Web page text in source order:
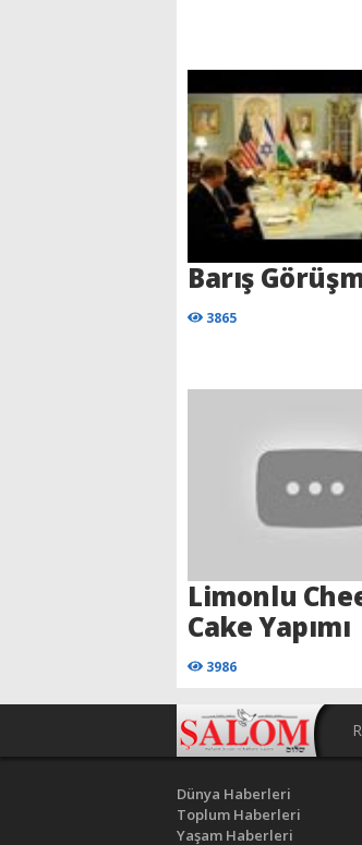
Barış
3865
Limonlu
Cake Yapımı
3986
Dünya Haberleri
Toplum Haberleri
Yaşam Haberleri